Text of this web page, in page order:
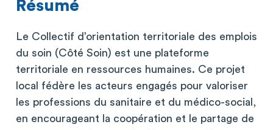
Résumé
Le Collectif d’orientation territoriale des emplois
du soin (Côté Soin) est une plateforme
territoriale en ressources humaines. Ce projet
local fédère les acteurs engagés pour valoriser
les professions du sanitaire et du médico-social,
en encourageant la coopération et le partage de